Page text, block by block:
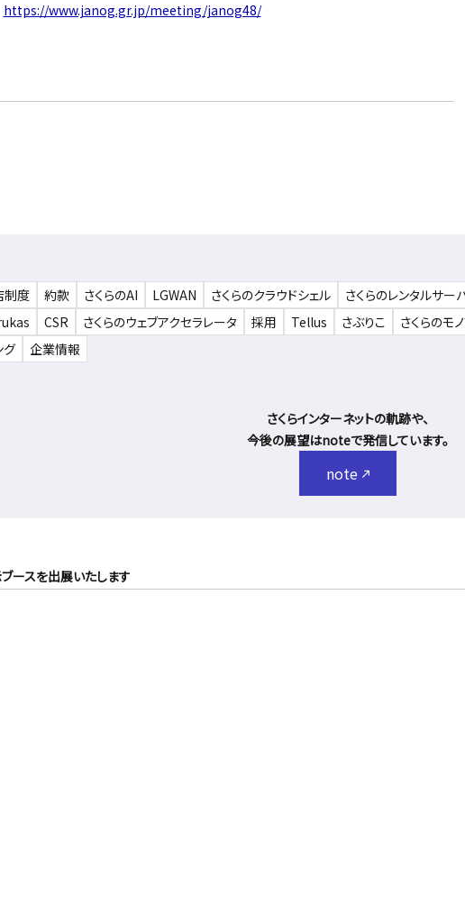
https://www.janog.gr.jp/meeting/janog48/
制度 約款 さくらのAI LGWAN さくらのクラウドシェル さくらのレンタルサー
CSR さくらのウェブアクセラレータ 採用 Tellus さぶりこ さくらのモ
グ 企業情報
さくらインターネットの軌跡や、
今後の展望はnoteで発信しています。
note
ースを出展いたします